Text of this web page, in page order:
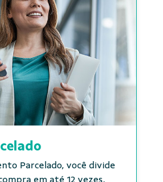
Parcelado, você divide
em até 12 vezes,